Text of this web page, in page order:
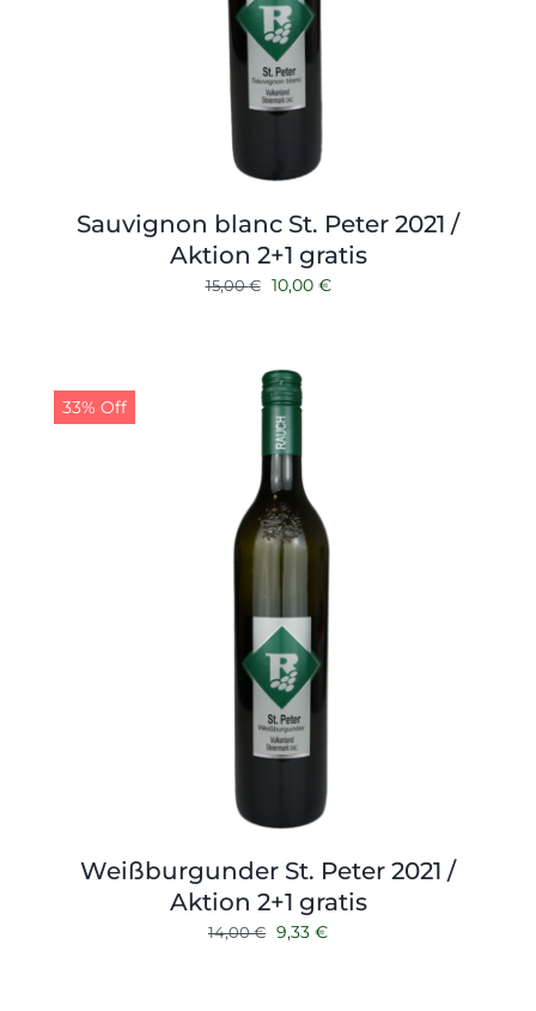
Sauvignon blanc St. Peter 2021 /
Aktion 2+1 gratis
15,00€ Ursprünglicher
15,00 €
10,00 €Aktueller
33% Off
Weißburgunder St. Peter 2021 /
Aktion 2+1 gratis
14,00€ Ursprünglicher
9,33 €Aktueller